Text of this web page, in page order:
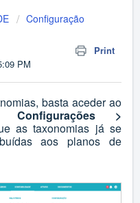
Configuração
Print
PM
basta aceder ao
Configurações >
as taxonomias já se
aos planos de